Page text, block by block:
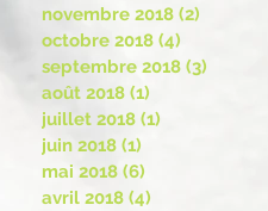
novembre 2018 (2)
octobre 2018 (4)
septembre 2018 (3)
août 2018 (1)
juillet 2018 (1)
juin 2018 (1)
mai 2018 (6)
avril 2018 (4)